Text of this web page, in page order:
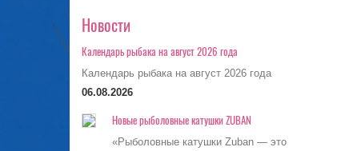
Новости
Календарь рыбака на август 2026 года
Календарь рыбака на август 2026 года
06.08.2026
Новые рыболовные катушки ZUBAN
«Рыболовные катушки Zuban — это